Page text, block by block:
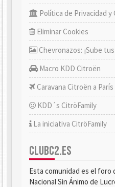
Política de Privacidad y
Eliminar Cookies
Chevronazos: ¡Sube
Macro KDD Citroën
Caravana Citroën a París
KDD´s CitröFamily
La iniciativa CitröFamily
CLUBC2.ES
Esta comunidad es el foro
Nacional Sin Ánimo de